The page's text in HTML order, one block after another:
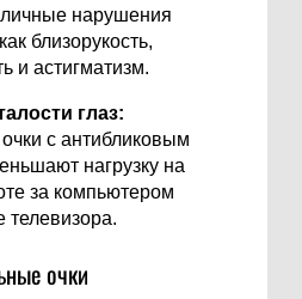
нарушения
близорукость,
и астигматизм.
глаз:
с антибликовым
нагрузку на
за компьютером
телевизора.
очки